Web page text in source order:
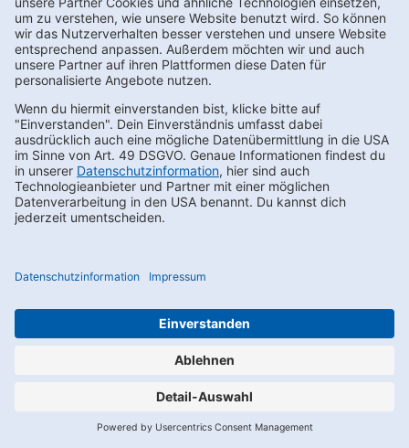
5.1.) Newsletter-Versand über WhatsApp
Du kannst den Newsletter auch über WhatsApp abonnieren,
indem Du den dafür vorgesehenen QR-Code scannst. Nach der
Anmeldung zum Newsletter erhältst du zunächst eine Nachricht
im Chat mit einem Bestätigungsfenster. Erst nach Aktivieren ist
deine Anmeldung erfolgreich. Sollte der Link in dem angegebenen
Zeitraum nicht aktiviert werden, werden die angegebenen Daten
wieder gelöscht.
im Rahmen eines Auftragsverarbeitungsvertrages.
Die Nutzung von WhatsApp unterliegt allein den von Dir mit
Nutzungsbedingungen von WhatsApp liegen uns durch Deine
Kontaktaufnahme Deine Telefonnummer und Dein Username